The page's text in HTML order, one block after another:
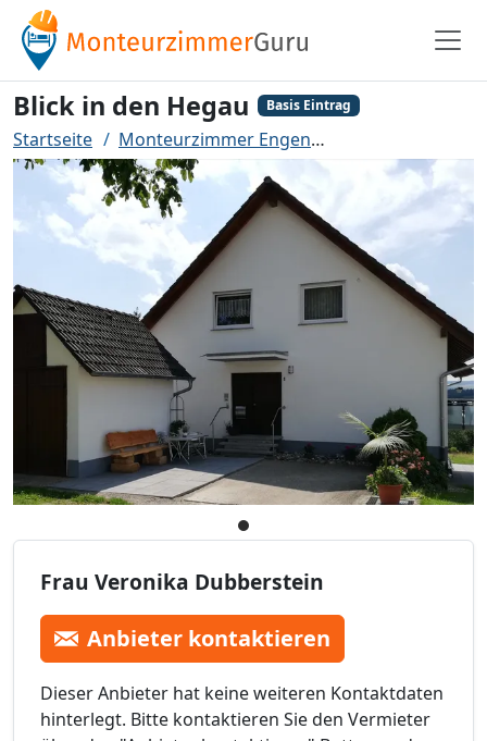
Blick in den Hegau Basis Eintrag
Startseite Monteurzimmer Engen
Frau Veronika Dubberstein
Anbieter kontaktieren
Dieser Anbieter hat keine weiteren Kontaktdaten
hinterlegt. Bitte kontaktieren Sie den Vermieter